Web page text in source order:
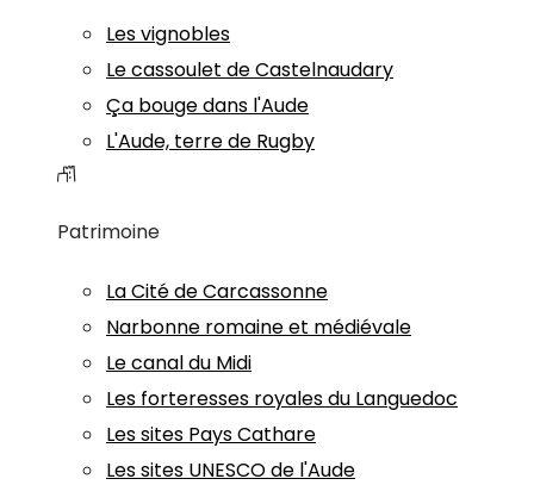
Les vignobles
Le cassoulet de Castelnaudary
Ça bouge dans l'Aude
L'Aude, terre de Rugby
Patrimoine
La Cité de Carcassonne
Narbonne romaine et médiévale
Le canal du Midi
Les forteresses royales du Languedoc
Les sites Pays Cathare
Les sites UNESCO de l'Aude